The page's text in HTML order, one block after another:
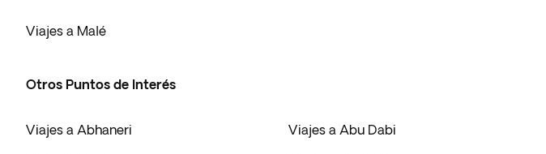
Viajes a Malé
Otros Puntos de Interés
Viajes a Abhaneri Viajes a Abu Dabi